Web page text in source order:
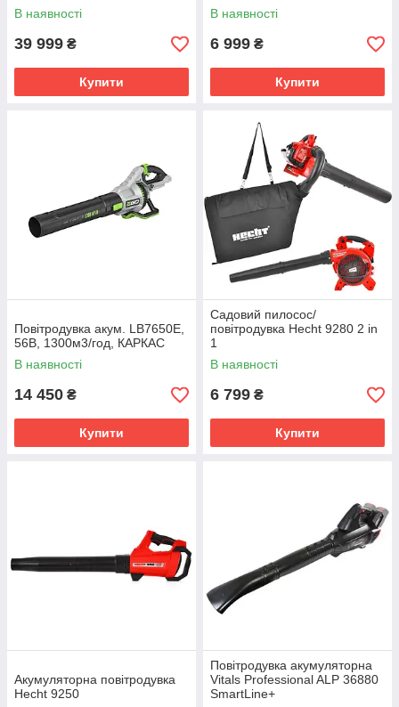
В наявності
39 999 ₴
Купити
В наявності
6 999 ₴
Купити
Повітродувка акум. LB7650E,
56В, 1300м3/год, КАРКАС
В наявності
14 450 ₴
Купити
Садовий пилосос/
повітродувка Hecht 9280 2 in
1
В наявності
6 799 ₴
Купити
Акумуляторна повітродувка
Hecht 9250
Повітродувка акумуляторна
Vitals Professional ALP 36880
SmartLine+